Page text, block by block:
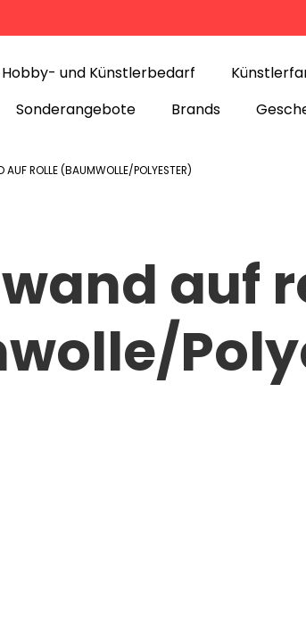
Hobby- und Künstlerbedarf
Sonderangebote Brands
AUF ROLLE (BAUMWOLLE/POLYESTER)
auf